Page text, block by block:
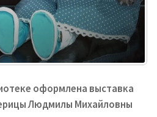
оформлена выставка
Людмилы Михайловны